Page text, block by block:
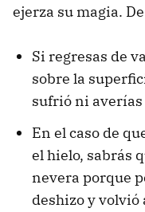
ejerza su magia.
Si regresas de
sobre la
sufrió ni
En el caso de
el hielo, sabrás
nevera porque
deshizo y volvió